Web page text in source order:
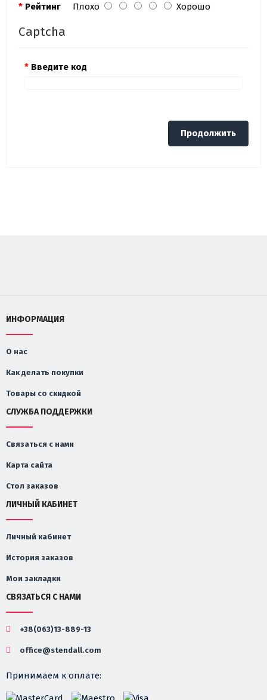
Рейтинг Плохо Хорошо
Captcha
Введите код
Продолжить
ИНФОРМАЦИЯ
О нас
Как делать покупки
Товары со скидкой
СЛУЖБА ПОДДЕРЖКИ
Связаться с нами
Карта сайта
Стол заказов
ЛИЧНЫЙ КАБИНЕТ
Личный кабинет
История заказов
Мои закладки
СВЯЗАТЬСЯ С НАМИ
+38(063)13-889-13
office@stendall.com
Принимаем к оплате: